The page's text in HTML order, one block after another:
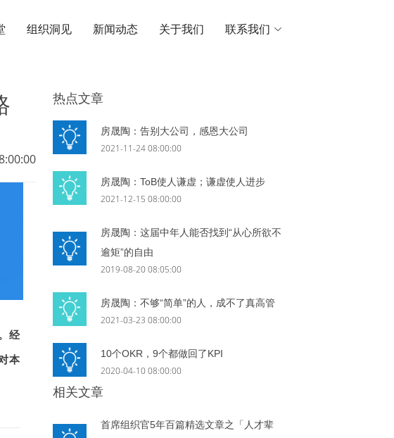
组织洞见 新闻动态 关于我们 联系我们
经
本
热点文章
房晟陶：告别大公司，感恩大公司
2021-11-24 08:00:00
房晟陶：ToB使人谦虚；谦虚使人进步
2021-12-15 08:00:00
房晟陶：这届中年人能否找到“从心所欲不
逾矩”的自由
2019-08-20 08:05:00
房晟陶：不够“简单”的人，成不了真高管
2021-03-23 08:00:00
10个OKR，9个都做回了KPI
2020-04-10 08:00:00
相关文章
首席组织官5年百篇精选文章之「人才辈